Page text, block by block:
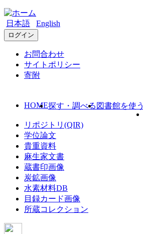
日本語 English
ログイン
お問合わせ
サイトポリシー
寄附
HOME探す・調べる 図書館を使う
リポジトリ(QIR)
学位論文
貴重資料
麻生家文書
蔵書印画像
炭鉱画像
水素材料DB
目録カード画像
所蔵コレクション